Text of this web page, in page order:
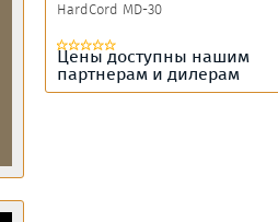
HardCord MD-30
Цены доступны нашим
партнерам и дилерам